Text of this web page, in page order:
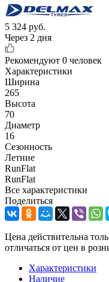
5 324 руб.
Через 2 дня
Рекомендуют 0 человек
Характеристики
Ширина
265
Высота
70
Диаметр
16
Сезонность
Летние
RunFlat
RunFlat
Все характеристики
Поделиться
Цена действительна
отличаться от цен в
Характеристики
Наличие